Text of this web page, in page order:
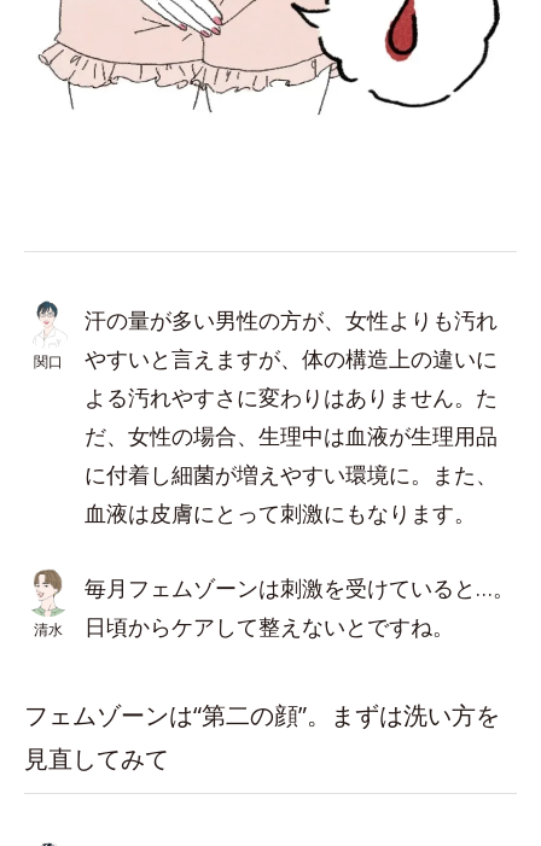
関口
汗の量が多い男性の方が、女性よりも汚れ
やすいと言えますが、体の構造上の違いに
よる汚れやすさに変わりはありません。た
だ、女性の場合、生理中は血液が生理用品
に付着し細菌が増えやすい環境に。また、
血液は皮膚にとって刺激にもなります。
清水
毎月フェムゾーンは刺激を受けていると…。
日頃からケアして整えないとですね。
フェムゾーンは“第二の顔”。まずは洗い方を
見直してみて